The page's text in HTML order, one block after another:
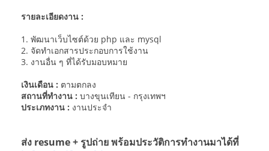
รายละเอียดงาน :
1. พัฒนาเว็บไซต์ด้วย php และ mysql
2. จัดทำเอกสารประกอบการใช้งาน
3. งานอื่น ๆ ที่ได้รับมอบหมาย
เงินเดือน : ตามตกลง
สถานที่ทำงาน : บางขุนเทียน - กรุงเทพฯ
ประเภทงาน : งานประจำ
ส่ง resume + รูปถ่าย พร้อมประวัติการทำงานมาได้ที่